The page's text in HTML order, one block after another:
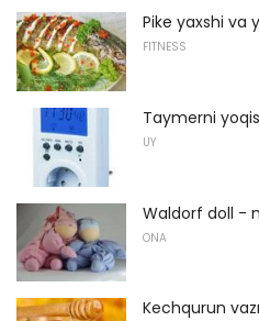
Pike yaxshi va
FITNESS
Taymerni
UY
Waldorf doll -
ONA
Kechqurun